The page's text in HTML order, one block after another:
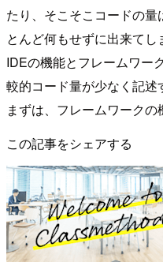
たり、そこそこコードの
とんど何もせずに出来てし
IDEの機能とフレームワー
較的コード量が少なく記述
まずは、フレームワーク
この記事をシェアする